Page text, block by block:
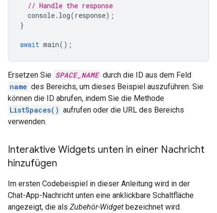
// Handle the response
console. log(response);
}
await main();
Ersetzen Sie SPACE_NAME durch die ID aus dem Feld
name des Bereichs, um dieses Beispiel auszuführen. Sie
können die ID abrufen, indem Sie die Methode
ListSpaces() aufrufen oder die URL des Bereichs
verwenden.
Interaktive Widgets unten in einer Nachricht
hinzufügen
Im ersten Codebeispiel in dieser Anleitung wird in der
Chat-App-Nachricht unten eine anklickbare Schaltfläche
angezeigt, die als Zubehör-Widget bezeichnet wird.